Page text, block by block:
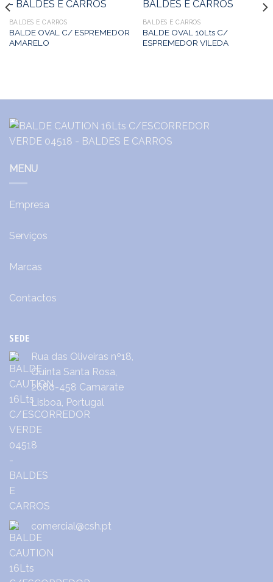
BALDES E CARROS
BALDE OVAL C/ ESPREMEDOR
AMARELO
BALDES E CARROS
BALDE OVAL 10Lts C/
ESPREMEDOR VILEDA
MENU
Empresa
Serviços
Marcas
Contactos
SEDE
Rua das Oliveiras nº18,
Quinta Santa Rosa,
2680-458 Camarate
Lisboa, Portugal
comercial@csh.pt